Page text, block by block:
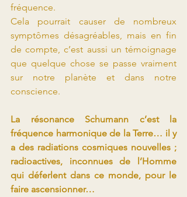
fréquence.
Cela pourrait causer de nombreux
symptômes désagréables, mais en fin
de compte, c’est aussi un témoignage
que quelque chose se passe vraiment
sur notre planète et dans notre
conscience.
La résonance Schumann c’est la
fréquence harmonique de la Terre… il y
a des radiations cosmiques nouvelles ;
radioactives, inconnues de l’Homme
qui déferlent dans ce monde, pour le
faire ascensionner…